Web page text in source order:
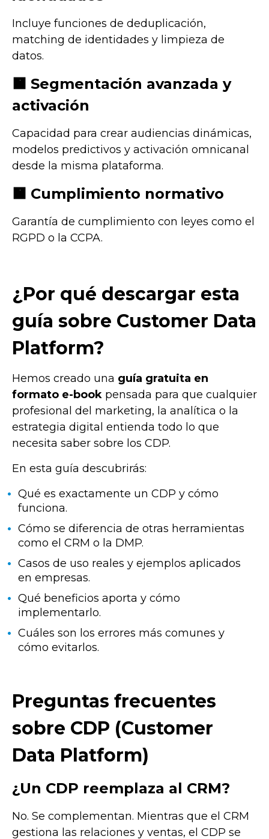
Incluye funciones de deduplicación,
matching de identidades y limpieza de
datos.
🟧 Segmentación avanzada y
activación
Capacidad para crear audiencias dinámicas,
modelos predictivos y activación omnicanal
desde la misma plataforma.
🟧 Cumplimiento normativo
Garantía de cumplimiento con leyes como el
RGPD o la CCPA.
¿Por qué descargar esta
guía sobre Customer Data
Platform?
Hemos creado una guía gratuita en
formato e-book pensada para que cualquier
profesional del marketing, la analítica o la
estrategia digital entienda todo lo que
necesita saber sobre los CDP.
En esta guía descubrirás:
Qué es exactamente un CDP y cómo
funciona.
Cómo se diferencia de otras herramientas
como el CRM o la DMP.
Casos de uso reales y ejemplos aplicados
en empresas.
Qué beneficios aporta y cómo
implementarlo.
Cuáles son los errores más comunes y
cómo evitarlos.
Preguntas frecuentes
sobre CDP (Customer
Data Platform)
¿Un CDP reemplaza al CRM?
No. Se complementan. Mientras que el CRM
gestiona las relaciones y ventas, el CDP se